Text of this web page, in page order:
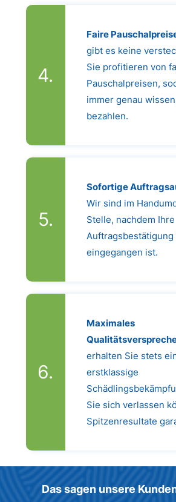
Faire
gibt es keine
Sie profitieren von
Pauschalpreisen,
immer genau
bezahlen.
Sofortige
Wir sind im
Stelle, nachdem Ihre
Auftragsbestätigung
eingegangen ist.
Maximales
erhalten Sie stets
erstklassige
Sie sich verlassen
Spitzenresultate
Das sagen unsere